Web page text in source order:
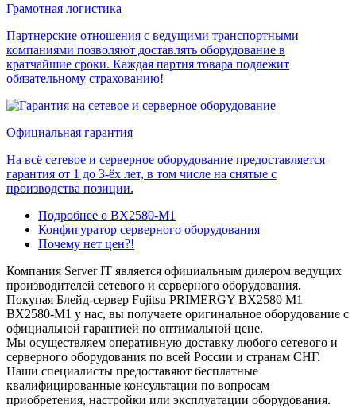
Грамотная логистика
Партнерские отношения с ведущими транспортными
компаниями позволяют доставлять оборудование в
кратчайшие сроки. Каждая партия товара подлежит
обязательному страхованию!
Официальная гарантия
На всё сетевое и серверное оборудование предоставляется
гарантия от 1 до 3-ёх лет, в том числе на снятые с
производства позиции.
Подробнее о BX2580-M1
Конфигуратор серверного оборудования
Почему нет цен?!
Компания Server IT является официальным дилером ведущих
производителей сетевого и серверного оборудования.
Покупая Блейд-сервер Fujitsu PRIMERGY BX2580 M1
BX2580-M1 у нас, вы получаете оригинальное оборудование с
официальной гарантией по оптимальной цене.
Мы осуществляем оперативную доставку любого сетевого и
серверного оборудования по всей России и странам СНГ.
Наши специалисты предоставяют бесплатные
квалифицированные консультации по вопросам
приобретения, настройки или эксплуатации оборудования.